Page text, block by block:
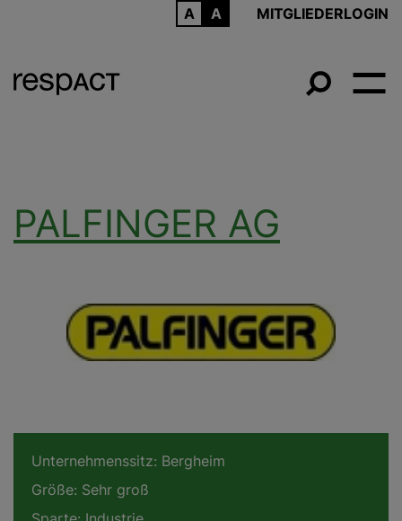
MITGLIEDERLOGIN
PALFINGER AG
Unternehmenssitz: Bergheim
Größe: Sehr groß